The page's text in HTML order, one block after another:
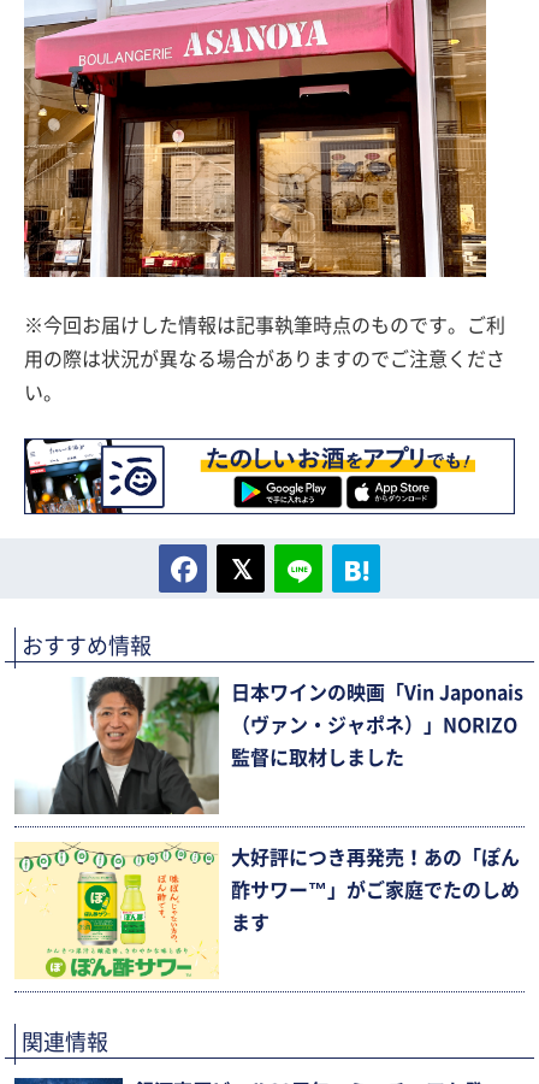
※今回お届けした情報は記事執筆時点のものです。ご利
用の際は状況が異なる場合がありますのでご注意くださ
い。
おすすめ情報
日本ワインの映画「Vin Japonais
（ヴァン・ジャポネ）」NORIZO
監督に取材しました
大好評につき再発売！あの「ぽん
酢サワー™」がご家庭でたのしめ
ます
関連情報